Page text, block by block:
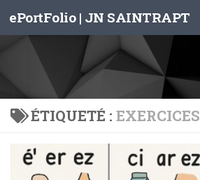
Skip to content
ePortFolio | JN SAINTRAPT
ÉTIQUETÉ : EXERCICES